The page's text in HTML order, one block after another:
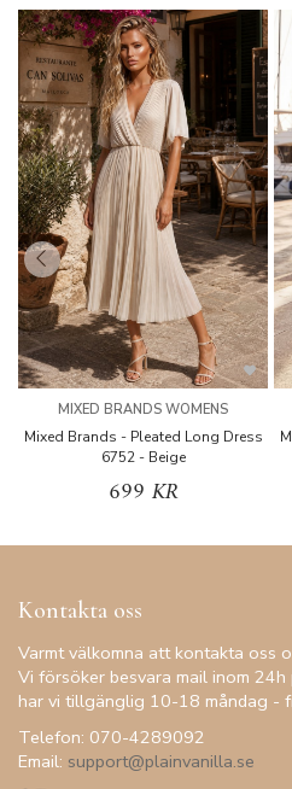
MIXED BRANDS WOMENS
Mixed Brands - Pleated Long Dress
6752 - Beige
699 KR
Kontakta oss
Varmt välkomna att kontakta oss
Vi försöker besvara mail inom
har vi tillgänglig 10-18 måndag -
Telefon: 070-4289092
Email: support@plainvanilla.se